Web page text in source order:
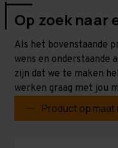
Op zoek naar
Als het bovenstaande
wens en onderstaande
zijn dat we te maken
werken graag met jou
Product op maat